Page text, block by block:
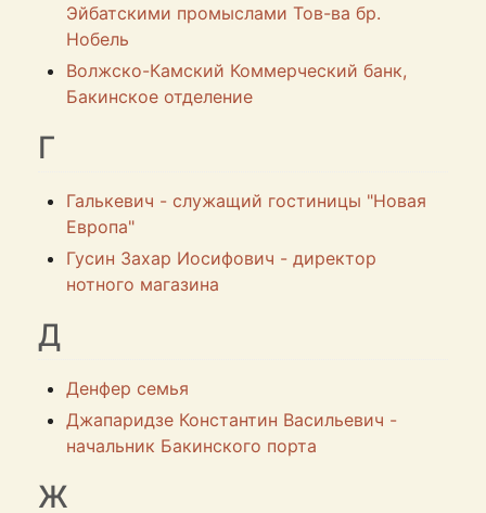
Эйбатскими промыслами Тов-ва бр.
Нобель
Волжско-Камский Коммерческий банк,
Бакинское отделение
Г
Галькевич - служащий гостиницы "Новая
Европа"
Гусин Захар Иосифович - директор
нотного магазина
Д
Денфер семья
Джапаридзе Константин Васильевич -
начальник Бакинского порта
Ж